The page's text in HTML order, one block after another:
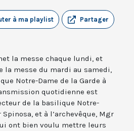
Partager
à ma playlist
la messe chaque lundi, et
la messe du mardi au samedi,
Notre-Dame de la Garde à
quotidienne est
de la basilique Notre-
et à l’archevêque, Mgr
ont bien voulu mettre leurs